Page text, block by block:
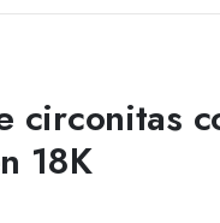
circonitas
18K